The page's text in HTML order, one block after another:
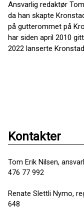
Ansvarlig redaktør
da han skapte
på gutterommet på
har siden april 2010
2022 lanserte
Kontakter
Tom Erik Nilsen,
476 77 992
Renate Slettli Nymo,
648